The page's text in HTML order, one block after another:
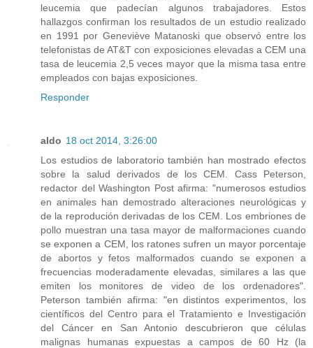
leucemia que padecían algunos trabajadores. Estos
hallazgos confirman los resultados de un estudio realizado
en 1991 por Geneviève Matanoski que observó entre los
telefonistas de AT&T con exposiciones elevadas a CEM una
tasa de leucemia 2,5 veces mayor que la misma tasa entre
empleados con bajas exposiciones.
Responder
aldo 18 oct 2014, 3:26:00
Los estudios de laboratorio también han mostrado efectos
sobre la salud derivados de los CEM. Cass Peterson,
redactor del Washington Post afirma: "numerosos estudios
en animales han demostrado alteraciones neurológicas y
de la reprodución derivadas de los CEM. Los embriones de
pollo muestran una tasa mayor de malformaciones cuando
se exponen a CEM, los ratones sufren un mayor porcentaje
de abortos y fetos malformados cuando se exponen a
frecuencias moderadamente elevadas, similares a las que
emiten los monitores de video de los ordenadores".
Peterson también afirma: "en distintos experimentos, los
científicos del Centro para el Tratamiento e Investigación
del Cáncer en San Antonio descubrieron que células
malignas humanas expuestas a campos de 60 Hz (la